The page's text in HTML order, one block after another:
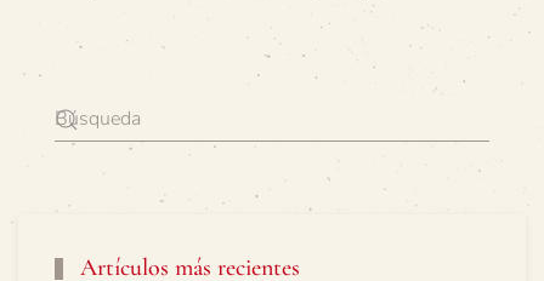
Artículos más recientes